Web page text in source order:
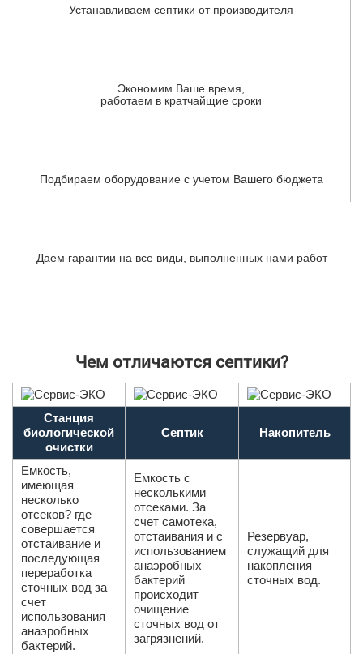
Устанавливаем септики от производителя
Экономим Ваше время,
работаем в кратчайщие сроки
Подбираем оборудование с учетом Вашего бюджета
Даем гарантии на все виды, выполненных нами работ
Чем отличаются септики?
Станция
биологической
очистки
Септик Накопитель
Емкость,
имеющая
несколько
отсеков? где
совершается
отстаивание и
последующая
переработка
сточных вод за
счет
использования
анаэробных
бактерий.
Емкость с
несколькими
отсеками. За
счет самотека,
отстаивания и с
использованием
анаэробных
бактерий
происходит
очищение
сточных вод от
загрязнений.
Резервуар,
служащий для
накопления
сточных вод.